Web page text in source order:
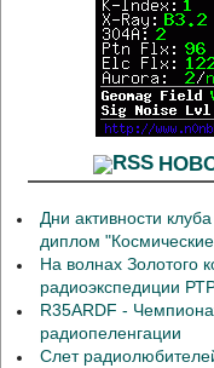
Дни активности
диплом "Космические
На волнах Золотого
радиоэкспедиции
R35ARDF -
радиопеленгации
Слет